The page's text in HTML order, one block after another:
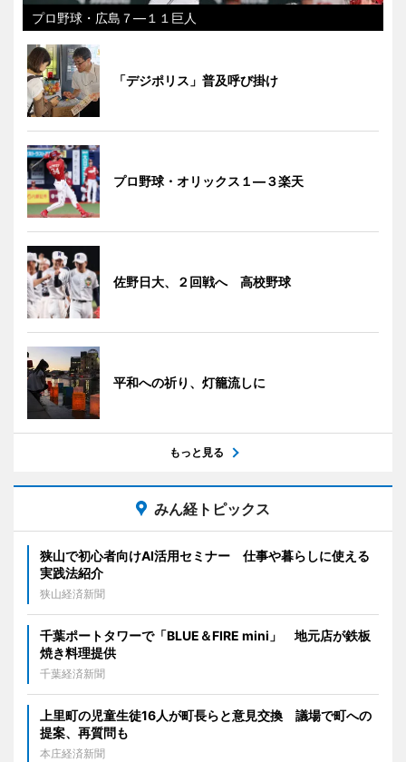
プロ野球・広島７―１１巨人
「デジポリス」普及呼び掛け
プロ野球・オリックス１―３楽天
佐野日大、２回戦へ 高校野球
平和への祈り、灯籠流しに
もっと見る
みん経トピックス
狭山で初心者向けAI活用セミナー 仕事や暮らしに使える
実践法紹介
狭山経済新聞
千葉ポートタワーで「BLUE＆FIRE mini」 地元店が鉄板
焼き料理提供
千葉経済新聞
上里町の児童生徒16人が町長らと意見交換 議場で町への
提案、再質問も
本庄経済新聞